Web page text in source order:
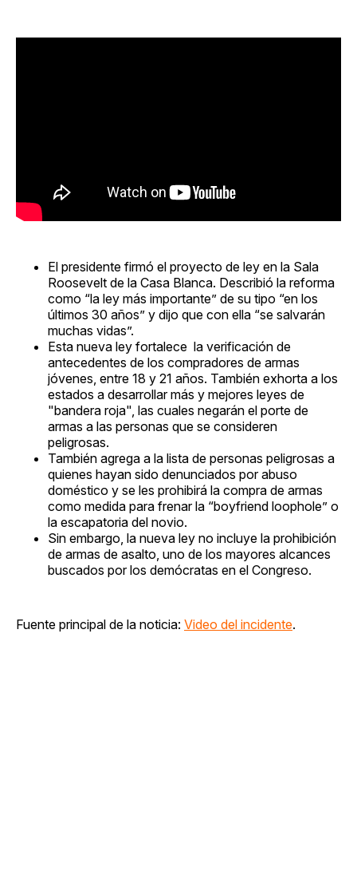
El presidente firmó el proyecto de ley en la Sala
Roosevelt de la Casa Blanca. Describió la reforma
como “la ley más importante” de su tipo “en los
últimos 30 años” y dijo que con ella “se salvarán
muchas vidas”.
Esta nueva ley fortalece la verificación de
antecedentes de los compradores de armas
jóvenes, entre 18 y 21 años. También exhorta a los
estados a desarrollar más y mejores leyes de
"bandera roja", las cuales negarán el porte de
armas a las personas que se consideren
peligrosas.
También agrega a la lista de personas peligrosas a
quienes hayan sido denunciados por abuso
doméstico y se les prohibirá la compra de armas
como medida para frenar la “boyfriend loophole” o
la escapatoria del novio.
Sin embargo, la nueva ley no incluye la prohibición
de armas de asalto, uno de los mayores alcances
buscados por los demócratas en el Congreso.
Fuente principal de la noticia: Video del incidente.